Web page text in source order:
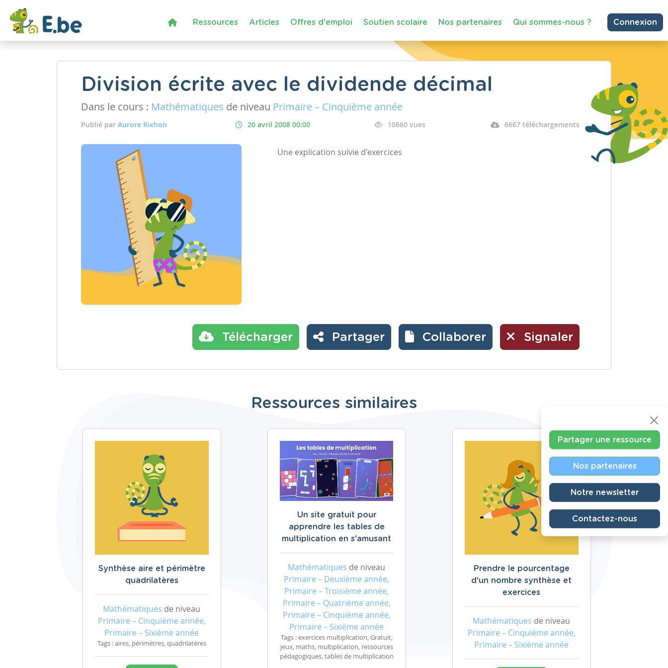
Ressources Articles Offres d'emploi Soutien scolaire Nos partenaires Qui sommes-nous ? Connexion
Division écrite avec le dividende décimal
Dans le cours : Mathématiques de niveau Primaire – Cinquième année
Publié par Aurore Rixhon 20 avril 2008 00:00 10660 vues 6667 téléchargements
Une explication suivie d'exercices
Télécharger Partager Collaborer Signaler
Ressources similaires
Synthèse aire et périmètre
quadrilatères
Mathématiques de niveau
Primaire – Cinquième année,
Primaire – Sixième année
Tags : aires, périmètres, quadrilatères
Un site gratuit pour
apprendre les tables de
multiplication en s'amusant
Mathématiques de niveau
Primaire – Deuxième année,
Primaire – Troisième année,
Primaire – Quatrième année,
Primaire – Cinquième année,
Primaire – Sixième année
Tags : exercices multiplication, Gratuit,
jeux, maths, multiplication, ressources
pédagogiques, tables de multiplication
Prendre le pourcentage
d'un nombre synthèse et
exercices
Mathématiques de niveau
Primaire – Cinquième année,
Primaire – Sixième année
Partager une ressource
Nos partenaires
Notre newsletter
Contactez-nous